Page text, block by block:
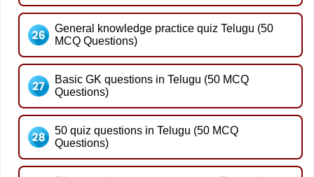
General knowledge practice quiz Telugu (50
MCQ Questions)
Basic GK questions in Telugu (50 MCQ
Questions)
50 quiz questions in Telugu (50 MCQ
Questions)